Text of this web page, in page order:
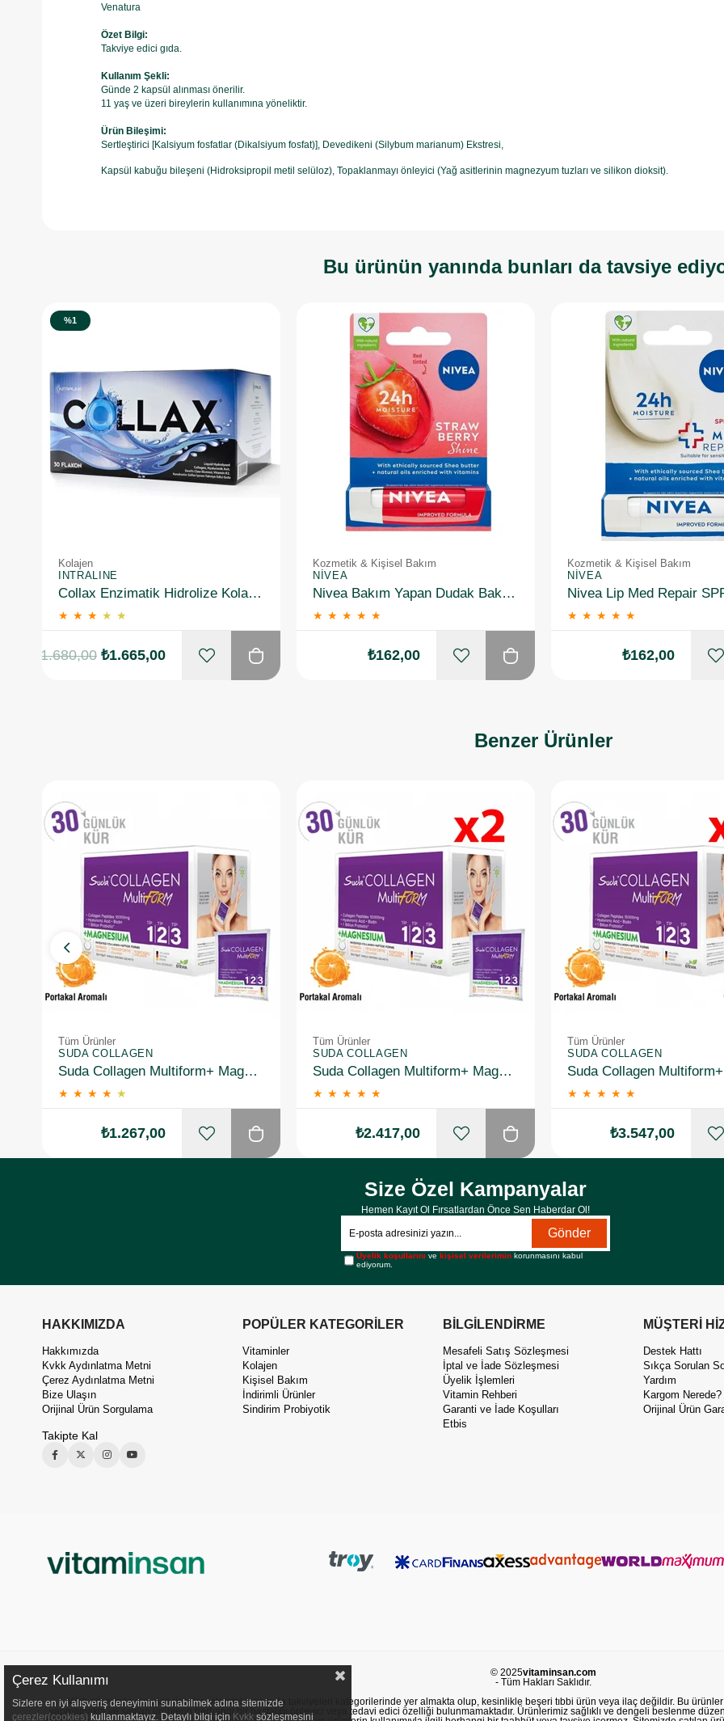
Venatura
Özet Bilgi:
Takviye edici gıda.
Kullanım Şekli:
Günde 2 kapsül alınması önerilir.
11 yaş ve üzeri bireylerin kullanımına yöneliktir.
Ürün Bileşimi:
Sertleştirici [Kalsiyum fosfatlar (Dikalsiyum fosfat)], Devedikeni (Silybum marianum) Ekstresi,
Kapsül kabuğu bileşeni (Hidroksipropil metil selüloz), Topaklanmayı önleyici (Yağ asitlerinin magnezyum tuzları ve silikon dioksit).
Bu ürünün yanında bunları da tavsiye
Kolajen
INTRALINE
Collax Enzimatik Hidrolize Kolajen 30 Flakon
★ ★ ★ ★ ★
%1
₺1.665,00
₺1.680,00
Kozmetik & Kişisel Bakım
NIVEA
Nivea Bakım Yapan Dudak Bakım Kremi Straw Berry 4,8 gr
★ ★ ★ ★ ★
₺162,00
Kozmetik & Kişisel Bakım
NIVEA
★ ★ ★ ★ ★
₺162,00
Benzer Ürünler
Tüm Ürünler
SUDA COLLAGEN
Suda Collagen Multiform+ Magnesium 30 x 15 gr - Portakal Aromalı
★ ★ ★ ★ ★
₺1.267,00
Tüm Ürünler
SUDA COLLAGEN
Suda Collagen Multiform+ Magnesium 30 x 15 gr - Portakal Aromalı 2 Adet
★ ★ ★ ★ ★
₺2.417,00
Tüm Ürünler
SUDA COLLAGEN
★ ★ ★ ★ ★
₺3.547,00
Size Özel Kampanyalar
Hemen Kayıt Ol Fırsatlardan Önce Sen Haberdar Ol!
Gönder
Üyelik koşullarını vekişisel verilerimin korunmasını kabul
ediyorum.
HAKKIMIZDA
Hakkımızda
Kvkk Aydınlatma Metni
Çerez Aydınlatma Metni
Bize Ulaşın
Orijinal Ürün Sorgulama
Takipte Kal
POPÜLER KATEGORİLER
Vitaminler
Kolajen
Kişisel Bakım
İndirimli Ürünler
Sindirim Probiyotik
BİLGİLENDİRME
Mesafeli Satış Sözleşmesi
İptal ve İade Sözleşmesi
Üyelik İşlemleri
Vitamin Rehberi
Garanti ve İade Koşulları
Etbis
MÜŞTERİ
Destek Hattı
Sıkça Sorulan
Yardım
Kargom Nerede?
Orijinal Ürün
© 2025vitaminsan.com
- Tüm Hakları Saklıdır.
Web sitemizde sunulan ürünler, vitaminler ve gıda takviyeleri kategorilerinde yer almakta olup, kesinlikle beşeri tıbbi ürün veya ilaç değildir. Bu ürünler
yapmamakta ve satılan ürünlerin herhangi bir hastalığı önleyici veya tedavi edici özelliği bulunmamaktadır. Ürünlerimiz sağlıklı ve dengeli beslenme
Çerez Kullanımı
Sizlere en iyi alışveriş deneyimini sunabilmek adına sitemizde
çerezler(cookies) kullanmaktayız. Detaylı bilgi için Kvkk sözleşmesini